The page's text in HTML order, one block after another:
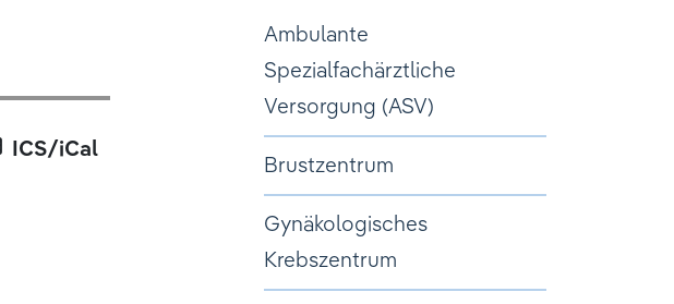
ICS/iCal
Ambulante
Spezialfachärztliche
Versorgung (ASV)
Brustzentrum
Gynäkologisches
Krebszentrum